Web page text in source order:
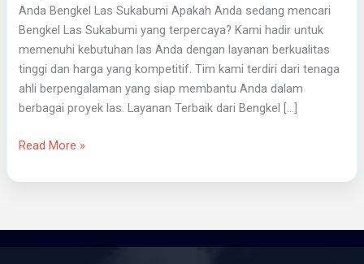
Anda Bengkel Las Sukabumi Apakah Anda sedang mencari
Bengkel Las Sukabumi yang terpercaya? Kami hadir untuk
memenuhi kebutuhan las Anda dengan layanan berkualitas
tinggi dan harga yang kompetitif. Tim kami terdiri dari tenaga
ahli berpengalaman yang siap membantu Anda dalam
berbagai proyek las. Layanan Terbaik dari Bengkel […]
Read More »